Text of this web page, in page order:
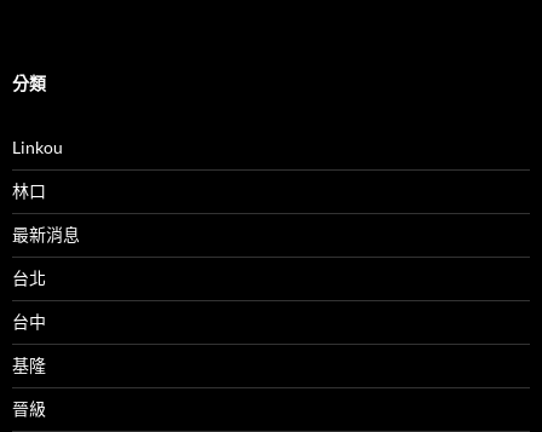
分類
Linkou
林口
最新消息
台北
台中
基隆
晉級